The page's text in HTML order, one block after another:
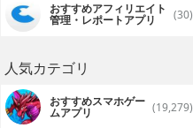
おすすめアフィリエイト
管理・レポートアプリ (30)
人気カテゴリ
おすすめスマホゲー
ムアプリ (19,279)